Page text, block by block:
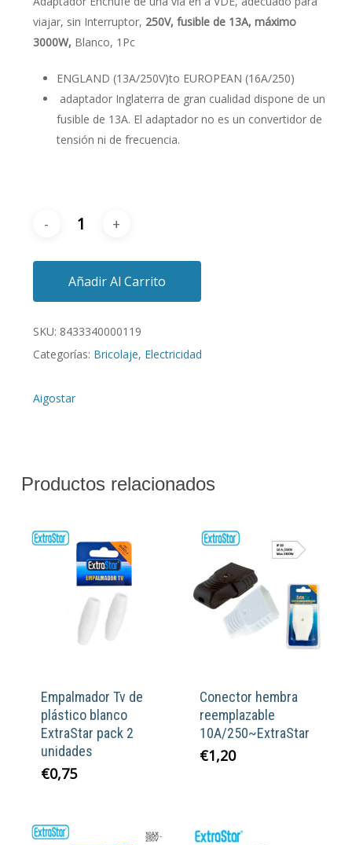
viajar, sin Interruptor, 250V, fusible de 13A, máximo
3000W, Blanco, 1Pc
ENGLAND (13A/250V)to EUROPEAN (16A/250)
adaptador Inglaterra de gran cualidad dispone de un
fusible de 13A. El adaptador no es un convertidor de
tensión ni de frecuencia.
Añadir Al Carrito
SKU: 8433340000119
Categorías: Bricolaje, Electricidad
Aigostar
Productos relacionados
Empalmador Tv de
plástico blanco
ExtraStar pack 2
unidades
€0,75
Conector hembra
reemplazable
10A/250~ExtraStar
€1,20